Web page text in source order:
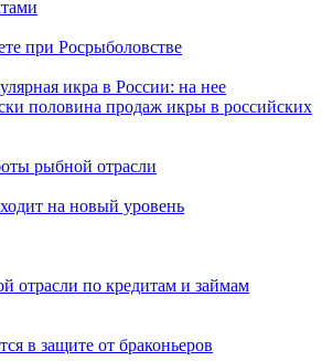
при Росрыболовстве
икра в России: на нее
половина продаж икры в российских
рыбной отрасли
на новый уровень
отрасли по кредитам и займам
в защите от браконьеров